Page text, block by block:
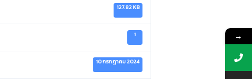
127.82 KB
1
10 กรกฎาคม 2024
→